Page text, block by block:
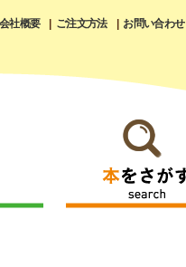
会社概要 ご注文方法 お問い合わせ